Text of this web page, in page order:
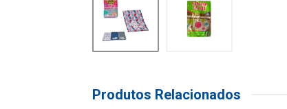
Produtos Relacionados